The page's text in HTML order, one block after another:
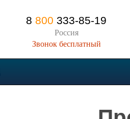
8 800 333-85-19
Россия
Звонок бесплатный